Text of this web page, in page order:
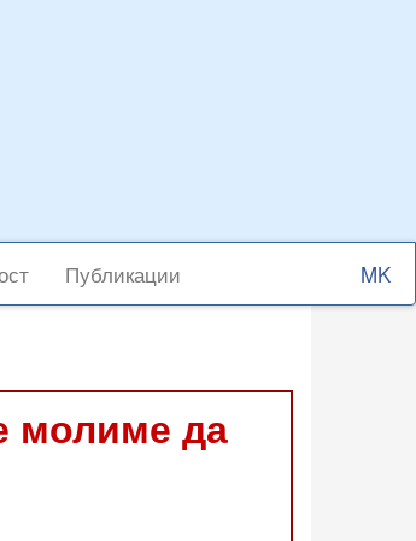
Публикации
Select
your
молиме да